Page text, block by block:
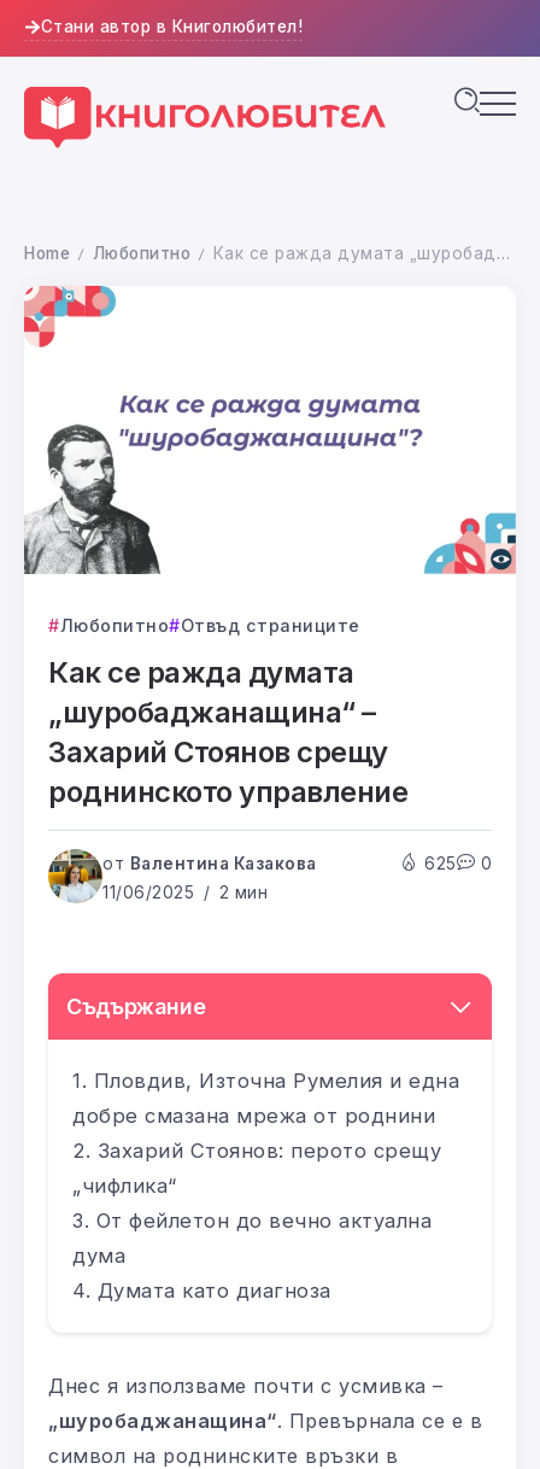
Стани автор в Книголюбител!
Home / Любопитно / Как се ражда думата „шуробаджанащина“ – Захарий Стоянов срещу роднинското управление
Любопитно Отвъд страниците
Как се ражда думата
„шуробаджанащина“ –
Захарий Стоянов срещу
роднинското управление
от Валентина Казакова
11/06/2025
2 мин
625 0
Съдържание
Пловдив, Източна Румелия и една
добре смазана мрежа от роднини
Захарий Стоянов: перото срещу
„чифлика“
От фейлетон до вечно актуална
дума
Думата като диагноза
Днес я използваме почти с усмивка –
„шуробаджанащина“. Превърнала се е в
символ на роднинските връзки в